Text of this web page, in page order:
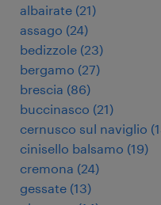
albairate (21)
assago (24)
bedizzole (23)
bergamo (27)
brescia (86)
buccinasco (21)
cernusco sul naviglio (
cinisello balsamo (19)
cremona (24)
gessate (13)